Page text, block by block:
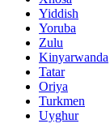
Yiddish
Yoruba
Zulu
Kinyarwanda
Tatar
Oriya
Turkmen
Uyghur